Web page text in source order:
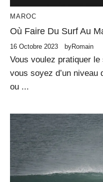
MAROC
Où Faire Du Surf Au
16 Octobre 2023 byRomain
Vous voulez pratiquer
vous soyez d’un
ou ...